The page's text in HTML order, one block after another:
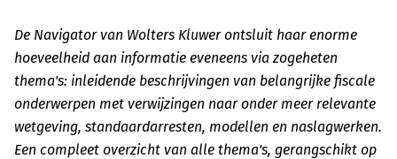
De Navigator van Wolters Kluwer ontsluit haar enorme
hoeveelheid aan informatie eveneens via zogeheten
thema's: inleidende beschrijvingen van belangrijke fiscale
onderwerpen met verwijzingen naar onder meer relevante
wetgeving, standaardarresten, modellen en naslagwerken.
Een compleet overzicht van alle thema's, gerangschikt op